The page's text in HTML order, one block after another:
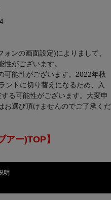
ンの画面設定)によりまして、
がございます。
能性がございます。2022年秋
ントに切り替えになるため、入
る可能性がございます。大変申
お選び頂けませんのでご了承くだ
アー)TOP】
明